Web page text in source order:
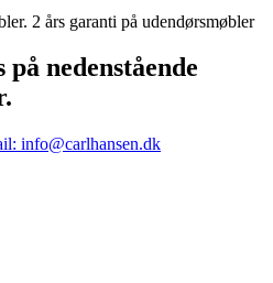
2 års garanti på udendørsmøbler
nedenstående
info@carlhansen.dk